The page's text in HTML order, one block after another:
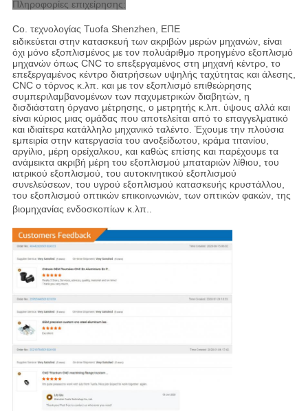
Πληροφορίες επιχείρησης:
Co. τεχνολογίας Tuofa Shenzhen, ΕΠΕ
ειδικεύεται στην κατασκευή των ακριβών μερών μηχανών, είναι
όχι μόνο εξοπλισμένος με τον πολυάριθμο προηγμένο εξοπλισμό
μηχανών όπως CNC το επεξεργαμένος στη μηχανή κέντρο, το
επεξεργαμένος κέντρο διατρήσεων υψηλής ταχύτητας και άλεσης,
CNC ο τόρνος κ.λπ. και με τον εξοπλισμό επιθεώρησης
συμπεριλαμβανομένων των παχυμετρικών διαβητών, η
δισδιάστατη όργανο μέτρησης, ο μετρητής κ.λπ. ύψους αλλά και
είναι κύριος μιας ομάδας που αποτελείται από το επαγγελματικό
και ιδιαίτερα κατάλληλο μηχανικό ταλέντο. Έχουμε την πλούσια
εμπειρία στην κατεργασία του ανοξείδωτου, κράμα τιτανίου,
αργίλιο, μέρη ορείχαλκου, και καθώς επίσης και παρέχουμε τα
ανάμεικτα ακριβή μέρη του εξοπλισμού μπαταριών λίθιου, του
ιατρικού εξοπλισμού, του αυτοκινητικού εξοπλισμού
συνελεύσεων, του υγρού εξοπλισμού κατασκευής κρυστάλλου,
του εξοπλισμού οπτικών επικοινωνιών, των οπτικών φακών, της
βιομηχανίας ενδοσκοπίων κ.λπ.